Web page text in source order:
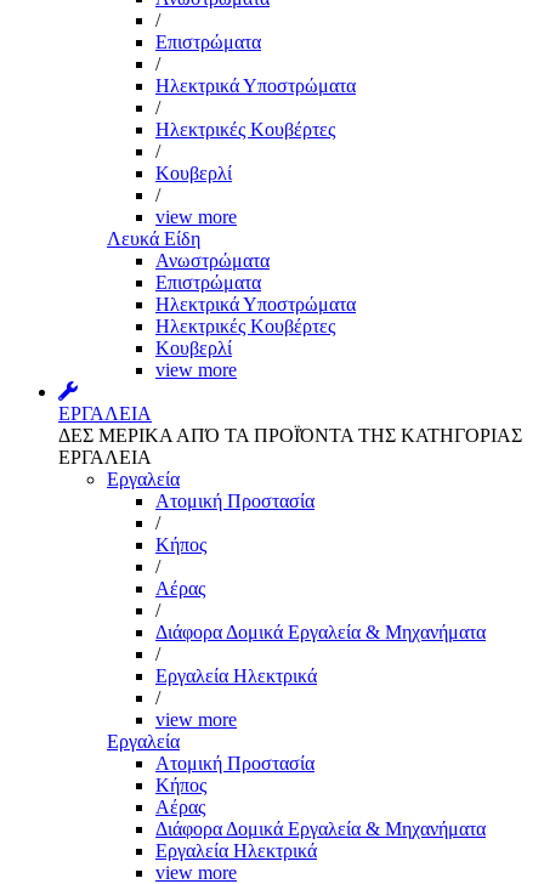
/
Επιστρώματα
/
Ηλεκτρικά Υποστρώματα
/
Ηλεκτρικές Κουβέρτες
/
Κουβερλί
/
view more
Λευκά Είδη
Ανωστρώματα
Επιστρώματα
Ηλεκτρικά Υποστρώματα
Ηλεκτρικές Κουβέρτες
Κουβερλί
view more
ΕΡΓΑΛΕΙΑ
ΔΕΣ ΜΕΡΙΚΑ ΑΠΌ ΤΑ ΠΡΟΪΌΝΤΑ ΤΗΣ ΚΑΤΗΓΟΡΙΑΣ
ΕΡΓΑΛΕΙΑ
Εργαλεία
Aτομική Προστασία
/
Kήπος
/
Αέρας
/
Διάφορα Δομικά Εργαλεία & Μηχανήματα
/
Εργαλεία Ηλεκτρικά
/
view more
Εργαλεία
Aτομική Προστασία
Kήπος
Αέρας
Διάφορα Δομικά Εργαλεία & Μηχανήματα
Εργαλεία Ηλεκτρικά
view more